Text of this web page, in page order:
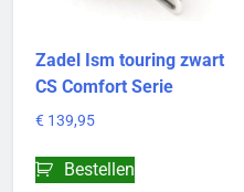
Zadel Ism touring zwart
CS Comfort Serie
€ 139,95
Bestellen